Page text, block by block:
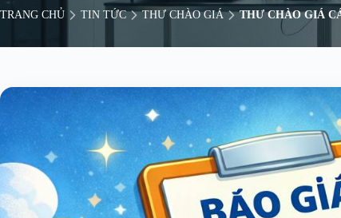
TRANG CHỦ TIN TỨC THƯ CHÀO GIÁ THƯ CHÀO GIÁ